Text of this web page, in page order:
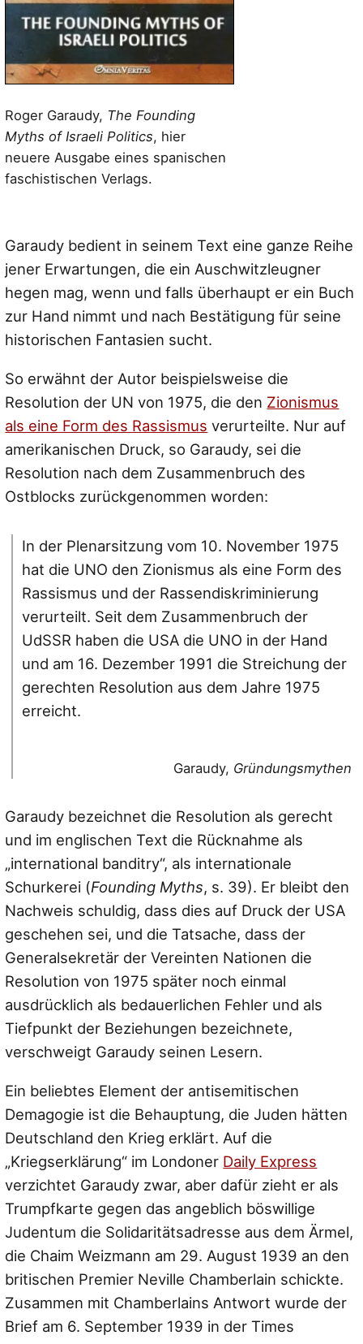
Roger Garaudy, The Founding
Myths of Israeli Politics, hier
neuere Ausgabe eines spanischen
faschistischen Verlags.
Garaudy bedient in seinem Text eine ganze Reihe
jener Erwartungen, die ein Auschwitzleugner
hegen mag, wenn und falls überhaupt er ein Buch
zur Hand nimmt und nach Bestätigung für seine
historischen Fantasien sucht.
So erwähnt der Autor beispielsweise die
Resolution der UN von 1975, die den Zionismus
als eine Form des Rassismus verurteilte. Nur auf
amerikanischen Druck, so Garaudy, sei die
Resolution nach dem Zusammenbruch des
Ostblocks zurückgenommen worden:
In der Plenarsitzung vom 10. November 1975
hat die UNO den Zionismus als eine Form des
Rassismus und der Rassendiskriminierung
verurteilt. Seit dem Zusammenbruch der
UdSSR haben die USA die UNO in der Hand
und am 16. Dezember 1991 die Streichung der
gerechten Resolution aus dem Jahre 1975
erreicht.
Garaudy, Gründungsmythen
Garaudy bezeichnet die Resolution als gerecht
und im englischen Text die Rücknahme als
„international banditry“, als internationale
Schurkerei (Founding Myths, s. 39). Er bleibt den
Nachweis schuldig, dass dies auf Druck der USA
geschehen sei, und die Tatsache, dass der
Generalsekretär der Vereinten Nationen die
Resolution von 1975 später noch einmal
ausdrücklich als bedauerlichen Fehler und als
Tiefpunkt der Beziehungen bezeichnete,
verschweigt Garaudy seinen Lesern.
Ein beliebtes Element der antisemitischen
Demagogie ist die Behauptung, die Juden hätten
Deutschland den Krieg erklärt. Auf die
„Kriegserklärung“ im Londoner Daily Express
verzichtet Garaudy zwar, aber dafür zieht er als
Trumpfkarte gegen das angeblich böswillige
Judentum die Solidaritätsadresse aus dem Ärmel,
die Chaim Weizmann am 29. August 1939 an den
britischen Premier Neville Chamberlain schickte.
Zusammen mit Chamberlains Antwort wurde der
Brief am 6. September 1939 in der Times